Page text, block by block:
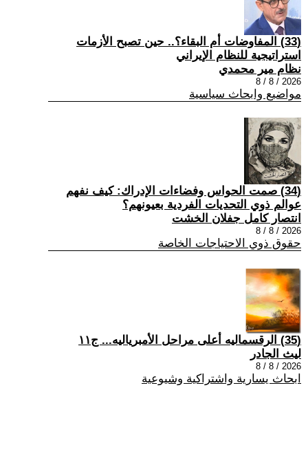
(33) المفاوضات أم البقاء؟.. حين تصبح الأزمات
استراتيجية للنظام الإيراني
نظام مير محمدي
2026 / 8 / 8
مواضيع وابحاث سياسية
(34) صمت الحواس وفضاءات الإدراك: كيف نفهم
عوالم ذوي التحديات الفردية بعيونهم؟
انتصار كامل جفلان الخشت
2026 / 8 / 8
حقوق ذوي الاحتياجات الخاصة
(35) الرقسماليه أعلى مراحل الأمبرياليه... ج١١
ليث الجادر
2026 / 8 / 8
ابحاث يسارية واشتراكية وشيوعية